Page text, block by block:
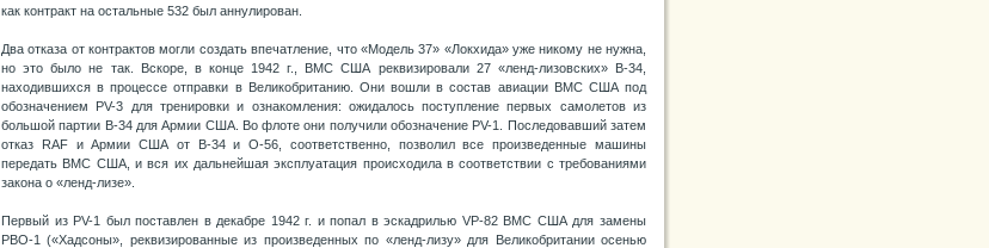
как контракт на остальные 532 был аннулирован.
Два отказа от контрактов могли создать впечатление, что «Модель 37» «Локхида» уже никому не нужна,
но это было не так. Вскоре, в конце 1942 г., ВМС США реквизировали 27 «ленд-лизовских» В-34,
находившихся в процессе отправки в Великобританию. Они вошли в состав авиации ВМС США под
обозначением PV-3 для тренировки и ознакомления: ожидалось поступление первых самолетов из
большой партии В-34 для Армии США. Во флоте они получили обозначение PV-1. Последовавший затем
отказ RAF и Армии США от В-34 и O-56, соответственно, позволил все произведенные машины
передать ВМС США, и вся их дальнейшая эксплуатация происходила в соответствии с требованиями
закона о «ленд-лизе».
Первый из PV-1 был поставлен в декабре 1942 г. и попал в эскадрилью VP-82 ВМС США для замены
РВО-1 («Хадсоны», реквизированные из произведенных по «ленд-лизу» для Великобритании осенью